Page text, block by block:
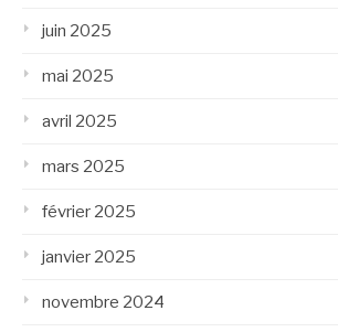
juin 2025
mai 2025
avril 2025
mars 2025
février 2025
janvier 2025
novembre 2024